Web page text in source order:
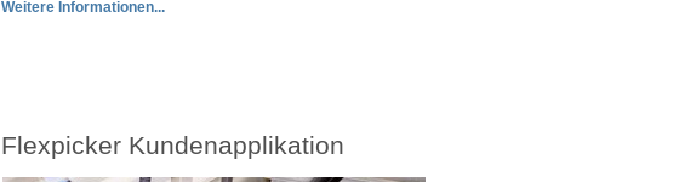
Weitere Informationen...
Flexpicker Kundenapplikation